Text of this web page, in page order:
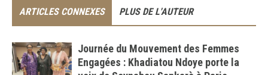
ARTICLES CONNEXES PLUS DE L'AUTEUR
Journée du Mouvement des Femmes
Engagées : Khadiatou Ndoye porte la